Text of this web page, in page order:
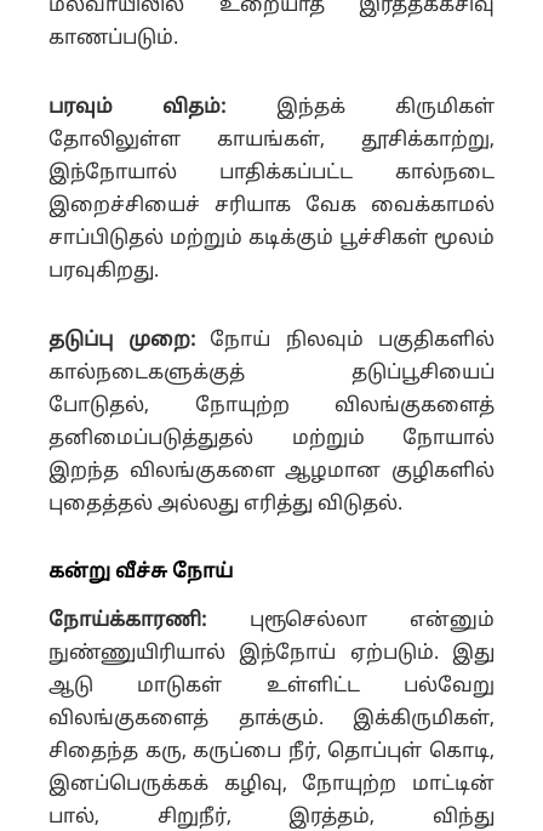
மலவாயிலில் உறையாத இரத்தக்கசிவு
காணப்படும்.
பரவும் விதம்: இந்தக் கிருமிகள்
தோலிலுள்ள காயங்கள், தூசிக்காற்று,
இந்நோயால் பாதிக்கப்பட்ட கால்நடை
இறைச்சியைச் சரியாக வேக வைக்காமல்
சாப்பிடுதல் மற்றும் கடிக்கும் பூச்சிகள் மூலம்
பரவுகிறது.
தடுப்பு முறை: நோய் நிலவும் பகுதிகளில்
கால்நடைகளுக்குத் தடுப்பூசியைப்
போடுதல், நோயுற்ற விலங்குகளைத்
தனிமைப்படுத்துதல் மற்றும் நோயால்
இறந்த விலங்குகளை ஆழமான குழிகளில்
புதைத்தல் அல்லது எரித்து விடுதல்.
கன்று வீச்சு நோய்
நோய்க்காரணி: புரூசெல்லா என்னும்
நுண்ணுயிரியால் இந்நோய் ஏற்படும். இது
ஆடு மாடுகள் உள்ளிட்ட பல்வேறு
விலங்குகளைத் தாக்கும். இக்கிருமிகள்,
சிதைந்த கரு, கருப்பை நீர், தொப்புள் கொடி,
இனப்பெருக்கக் கழிவு, நோயுற்ற மாட்டின்
பால், சிறுநீர், இரத்தம், விந்து